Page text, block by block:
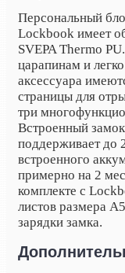
Персональный
Lockbook имеет
SVEPA Thermo
царапинам и
аксессуара
страницы для
три
Встроенный
поддерживает до
встроенного
примерно на 2
комплекте с
листов размера
зарядки замка.